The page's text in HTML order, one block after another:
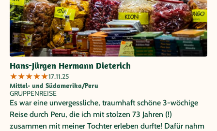
Hans-Jürgen Hermann Dieterich
★★★★★17.11.25
Mittel- und Südamerika/Peru
GRUPPENREISE
Es war eine unvergessliche, traumhaft schöne 3-wöchige
Reise durch Peru, die ich mit stolzen 73 Jahren (!)
zusammen mit meiner Tochter erleben durfte! Dafür nahm